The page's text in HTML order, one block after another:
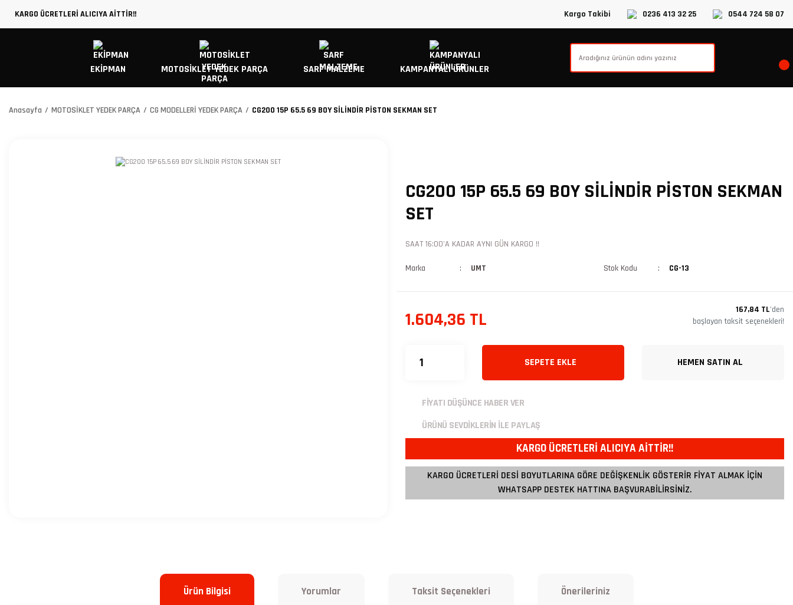
KARGO ÜCRETLERİ ALICIYA AİTTİR!! Kargo Takibi 0236 413 32 25 0544 724 58 07
EKİPMAN MOTOSİKLET YEDEK PARÇA SARF MALZEME KAMPANYALI ÜRÜNLER
Anasayfa MOTOSİKLET YEDEK PARÇA CG MODELLERİ YEDEK PARÇA CG200 15P 65.5 69 BOY SİLİNDİR PİSTON SEKMAN SET
CG200 15P 65.5 69 BOY SİLİNDİR PİSTON SEKMAN
SET
SAAT 16:00'A KADAR AYNI GÜN KARGO !!
Marka UMT Stok Kodu CG-13
1.604,36 TL 167,84 TL’den
başlayan taksit seçenekleri!
SEPETE EKLE HEMEN SATIN AL
FİYATI DÜŞÜNCE HABER VER
ÜRÜNÜ SEVDİKLERİN İLE PAYLAŞ
KARGO ÜCRETLERİ ALICIYA AİTTİR!!
KARGO ÜCRETLERİ DESİ BOYUTLARINA GÖRE DEĞİŞKENLİK GÖSTERİR FİYAT ALMAK İÇİN
WHATSAPP DESTEK HATTINA BAŞVURABİLİRSİNİZ.
Ürün Bilgisi Yorumlar Taksit Seçenekleri Önerileriniz